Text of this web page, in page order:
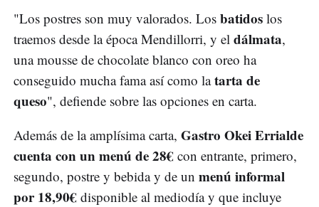
"Los postres son muy valorados. Los batidos los
traemos desde la época Mendillorri, y el dálmata,
una mousse de chocolate blanco con oreo ha
conseguido mucha fama así como latarta de
queso", defiende sobre las opciones en carta.
Además de la amplísima carta, Gastro Okei Errialde
cuenta con un menú de 28€ con entrante, primero,
segundo, postre y bebida y de un menú informal
por 18,90€ disponible al mediodía y que incluye